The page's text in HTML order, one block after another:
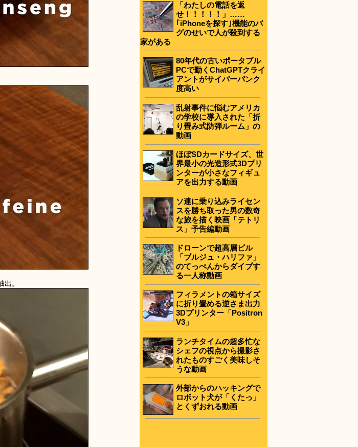
。
「わたしの電話を返
せ！！！！！」……
｢iPhoneを探す｣機能のバ
グのせいで人が殺到する
家がある
80年代の古いポータブル
PCで動くChatGPTクライ
アントがサイバーパンク
度高い
乱射事件に悩むアメリカ
の学校に導入された「折
り畳み式防弾ルーム」の
動画
ほぼSDカードサイズ、世
界最小の光造形式3Dプリ
ンターが小さなフィギュ
アを出力する動画
ソ連に乗り込みライセン
スを勝ち取った男の数奇
な旅を描く映画「テトリ
ス」予告編動画
ドローンで超高層ビル
「ブルジュ・ハリファ」
のてっぺんからダイブす
る一人称動画
フィラメントの箱サイズ
に折り畳める逆さま出力
3Dプリンター「Positron
V3」
ランチタイムの超多忙な
シェフの視点から撮影さ
れたものすごく美味しそ
うな動画
外部からのハッキングで
ロボット犬が「くたっ」
とくずおれる動画